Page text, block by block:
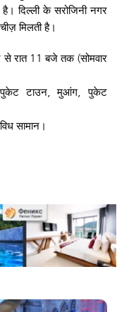
दिल्ली के सरोजिनी नगर
मिलती है।
से रात 11 बजे तक (सोमवार
पुकेट टाउन, मुआंग, पुकेट
सामान।